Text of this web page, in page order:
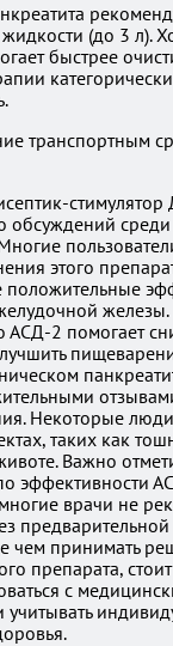
(до 3 л).
быстрее
транспортным
стимулятор
обсуждений
этого
положительные
АСД-2 помогает
Некоторые
таких как
Важно
эффективности
врачи не
чем принимать
препарата, стоит
с
учитывать